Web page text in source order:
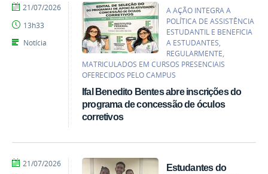
A AÇÃO INTEGRA A
POLÍTICA DE ASSISTÊNCIA
ESTUDANTIL E BENEFICIA
A ESTUDANTES,
REGULARMENTE,
MATRICULADOS EM CURSOS PRESENCIAIS
OFERECIDOS PELO CAMPUS
Ifal Benedito Bentes abre inscrições do
programa de concessão de óculos
corretivos
por
Vicente
Santos
publicado
21/07/2026
13h33
Notícia
Estudantes do
por
publicado
21/07/2026